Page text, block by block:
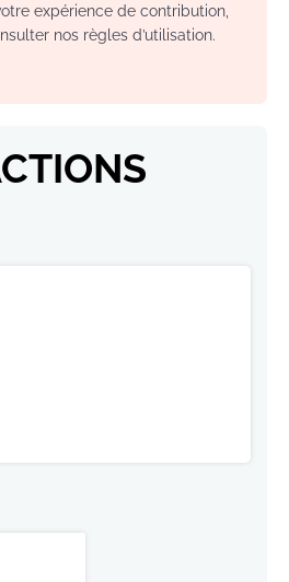
expérience de contribution,
nos règles d’utilisation.